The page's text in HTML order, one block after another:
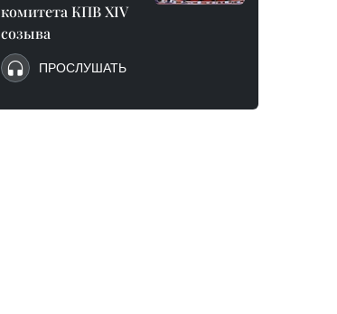
комитета КПВ XIV
созыва
ПРОСЛУШАТЬ